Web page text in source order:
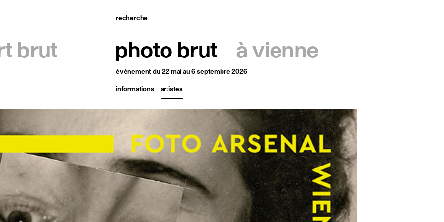
recherche
brut photo brut à vienne
événementdu 22 mai au 6 septembre 2026
informations artistes